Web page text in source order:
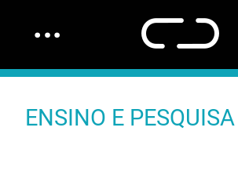
…
ENSINO E PESQUISA